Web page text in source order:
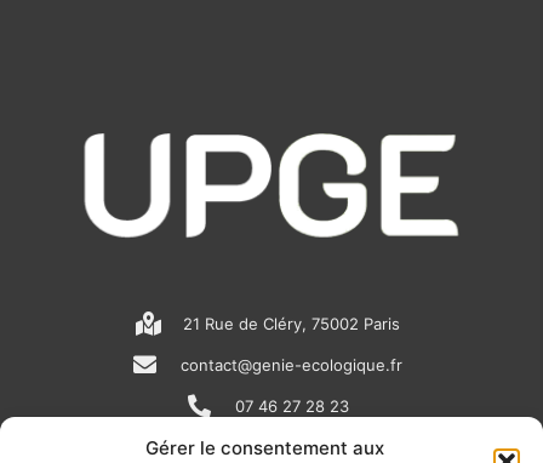
Gérer le consentement aux
21 Rue de Cléry, 75002 Paris
contact@genie-ecologique.fr
07 46 27 28 23